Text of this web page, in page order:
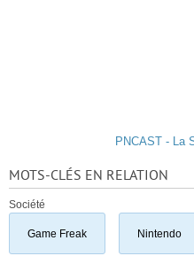
PNCAST - La
MOTS-CLÉS EN RELATION
Société
Game Freak Nintendo